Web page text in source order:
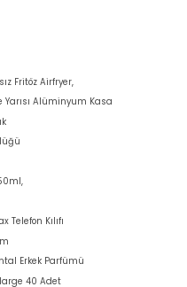
Fritöz Airfryer,
Alüminyum Kasa
Telefon Kılıfı
Erkek Parfümü
40 Adet